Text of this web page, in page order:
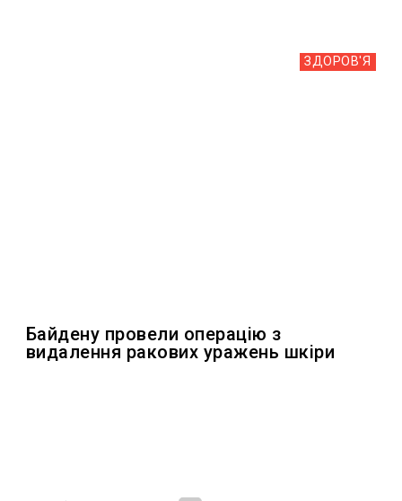
ЗДОРОВ'Я
Байдену провели операцію з
видалення ракових уражень шкіри